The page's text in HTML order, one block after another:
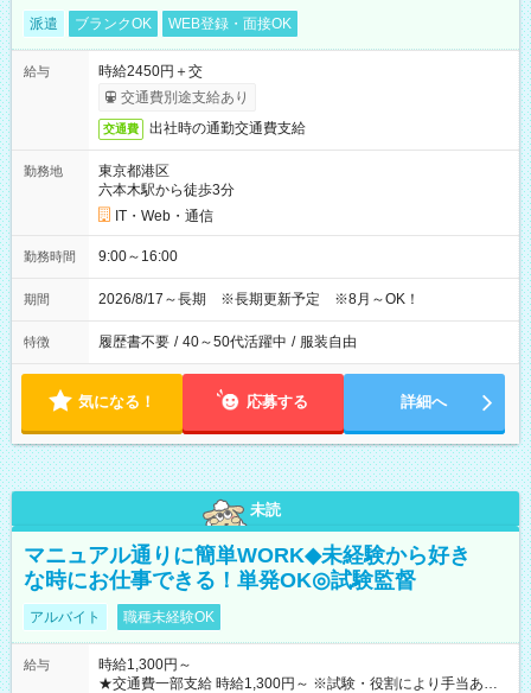
派遣 ブランクOK WEB登録・面接OK
給与
時給2450円＋交
交通費別途支給あり
交通費 出社時の通勤交通費支給
勤務地
東京都港区
六本木駅から徒歩3分
IT・Web・通信
勤務時間 9:00～16:00
期間 2026/8/17～長期 ※長期更新予定 ※8月～OK！
特徴 履歴書不要 / 40～50代活躍中 / 服装自由
気になる！ 応募する 詳細へ
未読
マニュアル通りに簡単WORK◆未経験から好き
な時にお仕事できる！単発OK◎試験監督
アルバイト 職種未経験OK
給与
時給1,300円～
★交通費一部支給 時給1,300円～ ※試験・役割により手当あり